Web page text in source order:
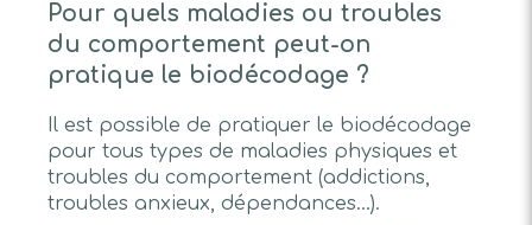
Pour quels maladies ou troubles
du comportement peut-on
pratique le biodécodage ?
Il est possible de pratiquer le biodécodage
pour tous types de maladies physiques et
troubles du comportement (addictions,
troubles anxieux, dépendances...).